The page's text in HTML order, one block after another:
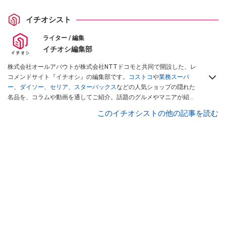
イチオシスト
ライター / 編集
イチオシ編集部
株式会社オールアバウトが株式会社NTTドコモと共同で開設した、レ
コメンドサイト『イチオシ』の編集部です。 コストコや業務スーパ
ー、 ダイソー、 セリア、 スターバックスなどの人気ショップの隠れた
名品を、コラムや動画を通してご紹介。話題のグルメやマニアが紹介
インフルエンサーが実際に使用してレビューしています。毎日トレン
このイチオシストの他の記事を読む